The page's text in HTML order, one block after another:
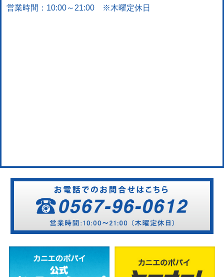
営業時間：10:00～21:00 ※木曜定休日